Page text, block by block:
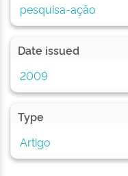
pesquisa-ação
Date issued
2009
Type
Artigo